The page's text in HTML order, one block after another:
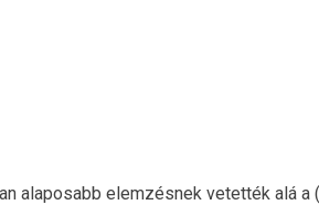
alaposabb elemzésnek vetették alá